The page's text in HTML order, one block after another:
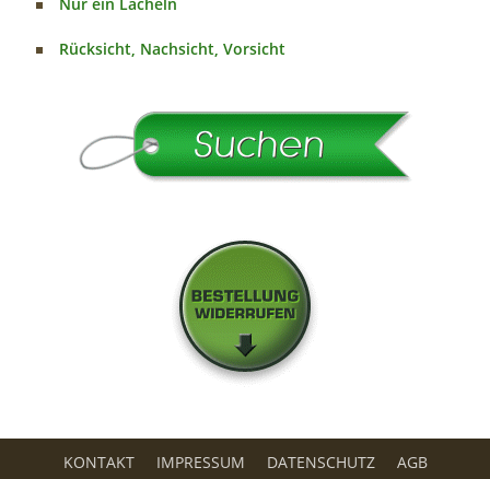
Rücksicht, Nachsicht, Vorsicht
KONTAKT IMPRESSUM DATENSCHUTZ
AGB